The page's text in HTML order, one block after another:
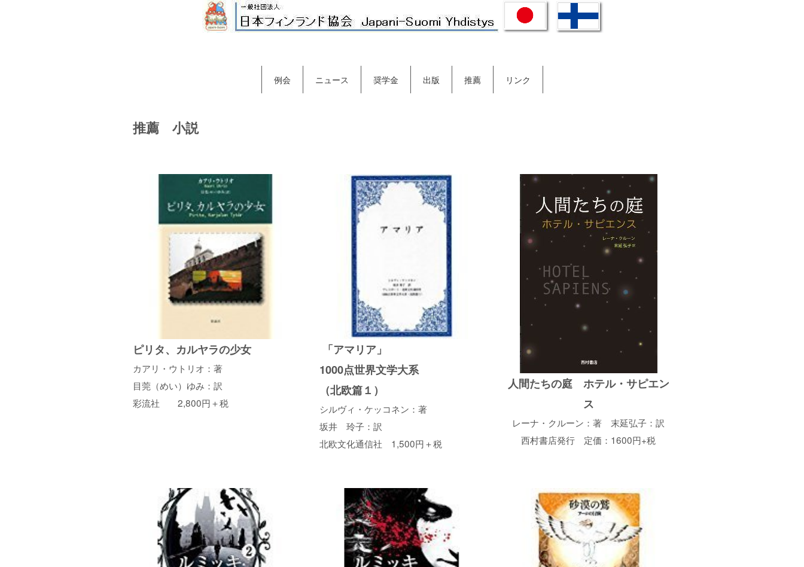
例会 ニュース 奨学金 出版 推薦 リンク
推薦 小説
ピリタ、カルヤラの少女
カアリ・ウトリオ：著
目莞（めい）ゆみ：訳
彩流社 2,800円＋税
「アマリア」
1000点世界文学大系
（北欧篇１）
シルヴィ・ケッコネン：著
坂井 玲子：訳
北欧文化通信社 1,500円＋税
人間たちの庭 ホテル・サピエン
ス
レーナ・クルーン：著 末延弘子：訳
西村書店発行 定価：1600円+税